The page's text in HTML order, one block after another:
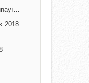
2018